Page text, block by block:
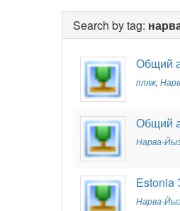
Search by tag:
Общий
пляж,
Общий
Нарва-
Estonia
Нарва-